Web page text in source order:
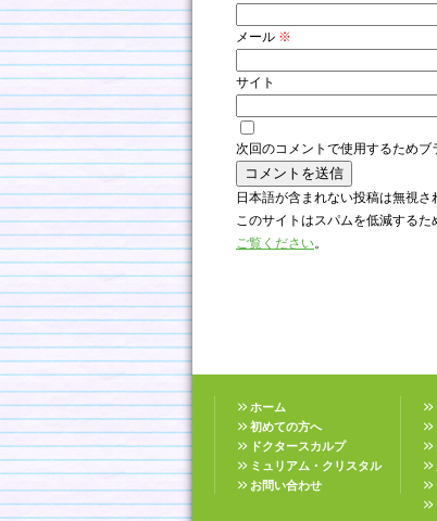
メール ※
サイト
次回のコメントで使用するためブ
日本語が含まれない投稿は無視さ
このサイトはスパムを低減するた
ご覧ください。
ホーム
初めての方へ
ドクタースカルプ
ミュリアム・クリスタル
お問い合わせ